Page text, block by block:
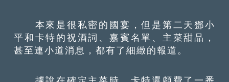
本來是很私密的國宴，但是第二天鄧小
平和卡特的祝酒詞、嘉賓名單、主菜甜品，
甚至連小道消息，都有了細緻的報道。